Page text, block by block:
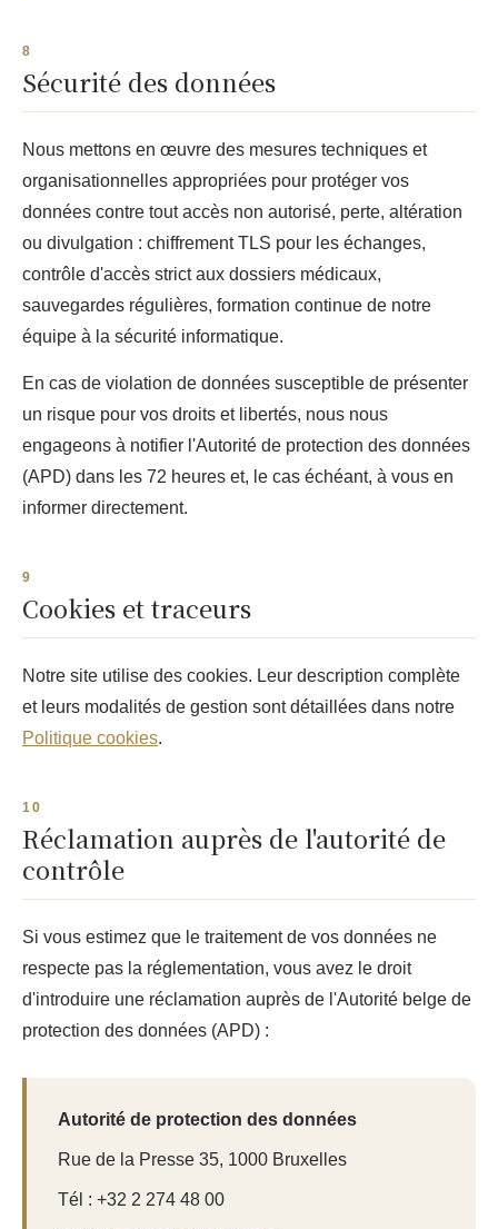
Sécurité des données
Nous mettons en œuvre des mesures techniques et
organisationnelles appropriées pour protéger vos
données contre tout accès non autorisé, perte, altération
ou divulgation : chiffrement TLS pour les échanges,
contrôle d'accès strict aux dossiers médicaux,
sauvegardes régulières, formation continue de notre
équipe à la sécurité informatique.
En cas de violation de données susceptible de présenter
un risque pour vos droits et libertés, nous nous
engageons à notifier l'Autorité de protection des données
(APD) dans les 72 heures et, le cas échéant, à vous en
informer directement.
Cookies et traceurs
Notre site utilise des cookies. Leur description complète
et leurs modalités de gestion sont détaillées dans notre
Politique cookies.
Réclamation auprès de l'autorité de
contrôle
Si vous estimez que le traitement de vos données ne
respecte pas la réglementation, vous avez le droit
d'introduire une réclamation auprès de l'Autorité belge de
protection des données (APD) :
Autorité de protection des données
Rue de la Presse 35, 1000 Bruxelles
Tél : +32 2 274 48 00